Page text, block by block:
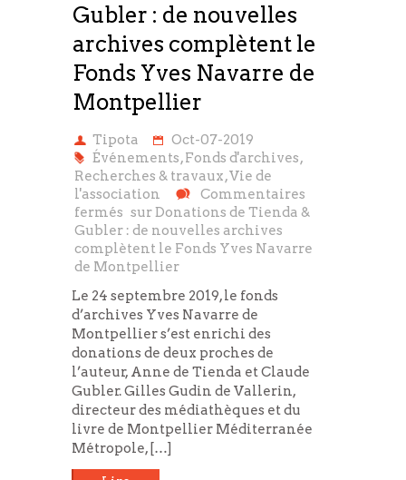
Gubler : de nouvelles
archives complètent le
Fonds Yves Navarre de
Montpellier
Tipota
Oct-07-2019
Événements,Fonds d'archives,
Recherches & travaux,Vie de
l'association
Commentaires
fermés sur Donations de Tienda &
Gubler : de nouvelles archives
complètent le Fonds Yves Navarre
de Montpellier
Le 24 septembre 2019, le fonds
d’archives Yves Navarre de
Montpellier s’est enrichi des
donations de deux proches de
l’auteur, Anne de Tienda et Claude
Gubler. Gilles Gudin de Vallerin,
directeur des médiathèques et du
livre de Montpellier Méditerranée
Métropole, […]